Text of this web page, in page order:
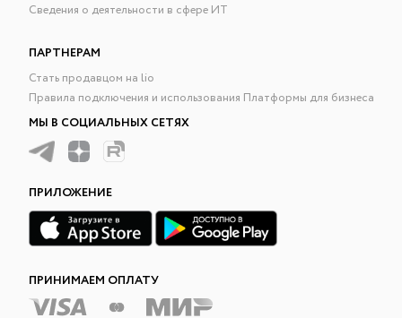
Сведения о деятельности в сфере ИТ
ПАРТНЕРАМ
Стать продавцом на lio
Правила подключения и использования Платформы для бизнеса
МЫ В СОЦИАЛЬНЫХ СЕТЯХ
ПРИЛОЖЕНИЕ
ПРИНИМАЕМ ОПЛАТУ